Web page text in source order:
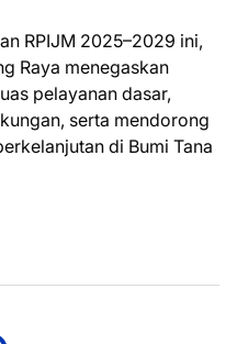
RPIJM 2025–2029 ini,
Raya menegaskan
pelayanan dasar,
serta mendorong
di Bumi Tana